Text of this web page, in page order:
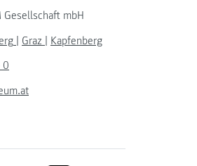
Gesellschaft mbH
| Graz | Kapfenberg
0